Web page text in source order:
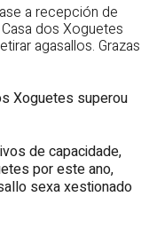
a recepción de
dos Xoguetes
agasallos. Grazas
Xoguetes superou
de capacidade,
por este ano,
sexa xestionado